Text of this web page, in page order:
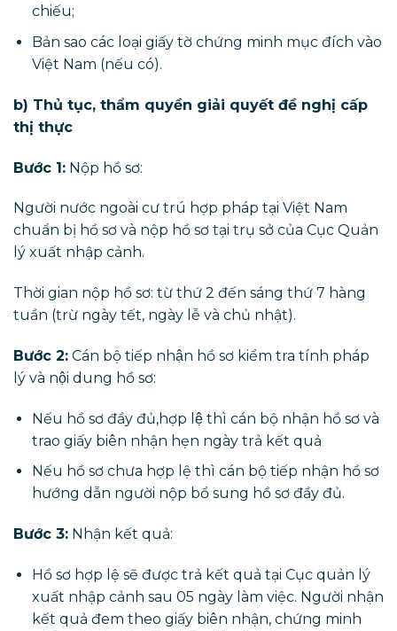
chiếu;
Bản sao các loại giấy tờ chứng minh mục đích vào
Việt Nam (nếu có).
b) Thủ tục, thẩm quyền giải quyết đề nghị cấp
thị thực
Bước 1: Nộp hồ sơ:
Người nước ngoài cư trú hợp pháp tại Việt Nam
chuẩn bị hồ sơ và nộp hồ sơ tại trụ sở của Cục Quản
lý xuất nhập cảnh.
Thời gian nộp hồ sơ: từ thứ 2 đến sáng thứ 7 hàng
tuần (trừ ngày tết, ngày lễ và chủ nhật).
Bước 2: Cán bộ tiếp nhận hồ sơ kiểm tra tính pháp
lý và nội dung hồ sơ:
Nếu hồ sơ đầy đủ,hợp lệ thì cán bộ nhận hồ sơ và
trao giấy biên nhận hẹn ngày trả kết quả
Nếu hồ sơ chưa hợp lệ thì cán bộ tiếp nhận hồ sơ
hướng dẫn người nộp bổ sung hồ sơ đầy đủ.
Bước 3: Nhận kết quả:
Hồ sơ hợp lệ sẽ được trả kết quả tại Cục quản lý
xuất nhập cảnh sau 05 ngày làm việc. Người nhận
kết quả đem theo giấy biên nhận, chứng minh